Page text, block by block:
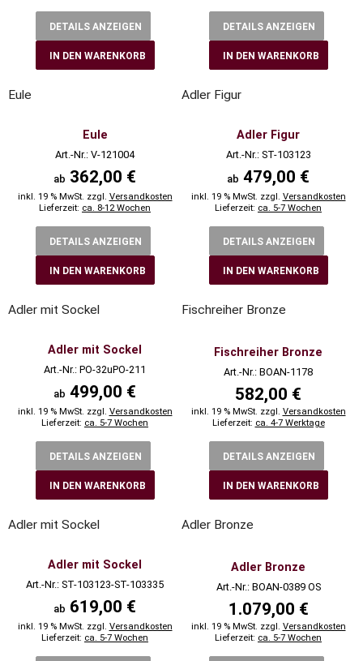
DETAILS ANZEIGEN
IN DEN WARENKORB
DETAILS ANZEIGEN
IN DEN WARENKORB
Eule
Eule
Art.-Nr.: V-121004
ab 362,00 €
inkl. 19 % MwSt. zzgl. Versandkosten
Lieferzeit: ca. 8-12 Wochen
DETAILS ANZEIGEN
IN DEN WARENKORB
Adler Figur
Adler Figur
Art.-Nr.: ST-103123
ab 479,00 €
inkl. 19 % MwSt. zzgl. Versandkosten
Lieferzeit: ca. 5-7 Wochen
DETAILS ANZEIGEN
IN DEN WARENKORB
Adler mit Sockel
Adler mit Sockel
Art.-Nr.: PO-32uPO-211
ab 499,00 €
inkl. 19 % MwSt. zzgl. Versandkosten
Lieferzeit: ca. 5-7 Wochen
DETAILS ANZEIGEN
IN DEN WARENKORB
Fischreiher Bronze
Fischreiher Bronze
Art.-Nr.: BOAN-1178
582,00 €
inkl. 19 % MwSt. zzgl. Versandkosten
Lieferzeit: ca. 4-7 Werktage
DETAILS ANZEIGEN
IN DEN WARENKORB
Adler mit Sockel
Adler mit Sockel
Art.-Nr.: ST-103123-ST-103335
ab 619,00 €
inkl. 19 % MwSt. zzgl. Versandkosten
Lieferzeit: ca. 5-7 Wochen
Adler Bronze
Adler Bronze
Art.-Nr.: BOAN-0389 OS
1.079,00 €
inkl. 19 % MwSt. zzgl. Versandkosten
Lieferzeit: ca. 5-7 Wochen